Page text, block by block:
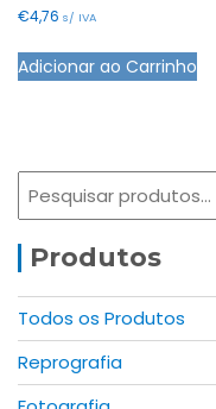
€4,76 s/ IVA
Adicionar ao Carrinho
Pesquisar
Produtos
Todos os Produtos
Reprografia